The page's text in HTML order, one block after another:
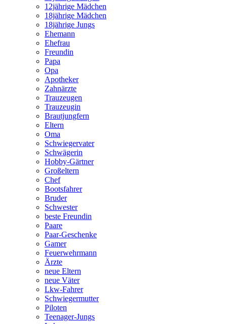
12jährige Mädchen
18jährige Mädchen
18jährige Jungs
Ehemann
Ehefrau
Freundin
Papa
Opa
Apotheker
Zahnärzte
Trauzeugen
Trauzeugin
Brautjungfern
Eltern
Oma
Schwiegervater
Schwägerin
Hobby-Gärtner
Großeltern
Chef
Bootsfahrer
Bruder
Schwester
beste Freundin
Paare
Paar-Geschenke
Gamer
Feuerwehrmann
Ärzte
neue Eltern
neue Väter
Lkw-Fahrer
Schwiegermutter
Piloten
Teenager-Jungs